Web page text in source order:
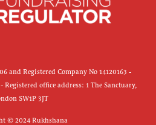
and Registered Company No 14120163 -
office address: 1 The Sanctuary,
SW1P 3JT
© 2024 Rukhshana